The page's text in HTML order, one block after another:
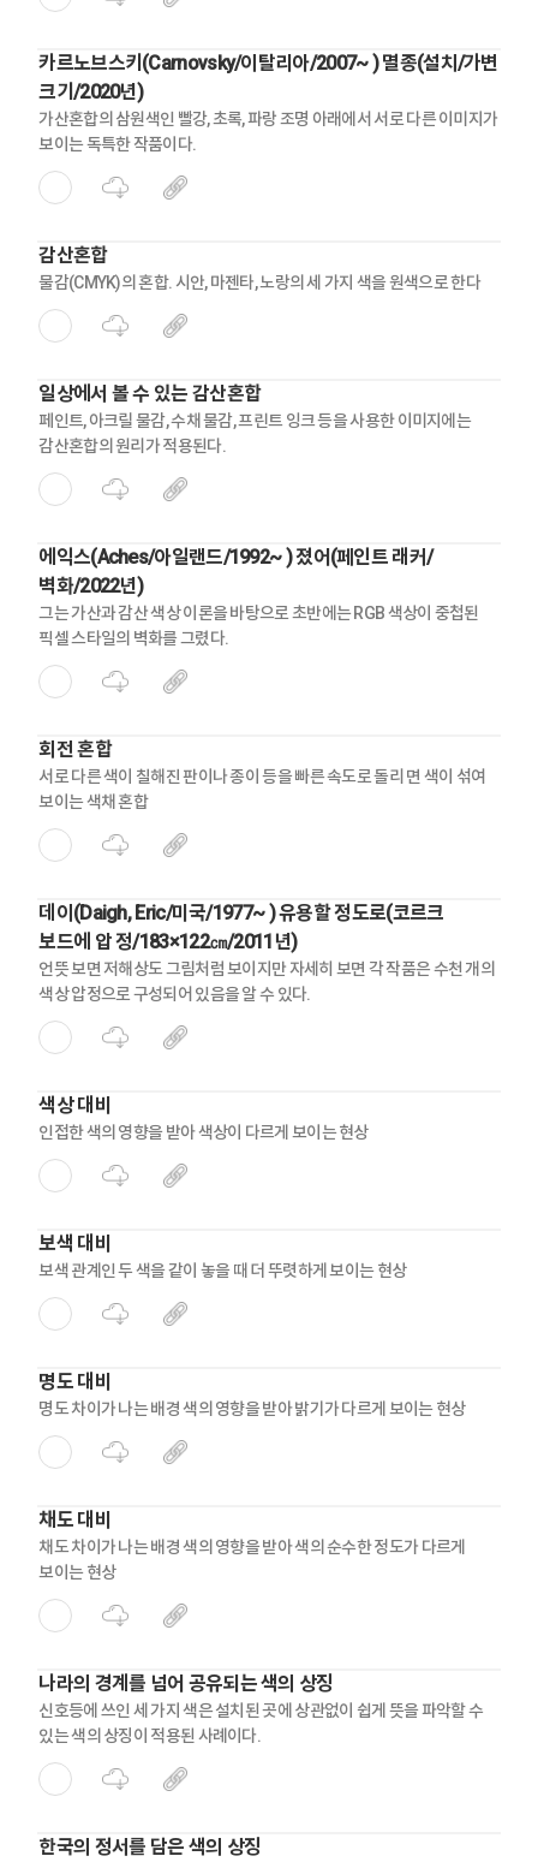
카르노브스키(Carnovsky/이탈리아/2007~ ) 멸종(설치/가변
크기/2020년)
가산혼합의 삼원색인 빨강, 초록, 파랑 조명 아래에서 서로 다른 이미지가
보이는 독특한 작품이다.
감산혼합
물감(CMYK)의 혼합. 시안, 마젠타, 노랑의 세 가지 색을 원색으로 한다
일상에서 볼 수 있는 감산혼합
페인트, 아크릴 물감, 수채 물감, 프린트 잉크 등을 사용한 이미지에는
감산혼합의 원리가 적용된다.
에익스(Aches/아일랜드/1992~ ) 졌어(페인트 래커/
벽화/2022년)
그는 가산과 감산 색상 이론을 바탕으로 초반에는 RGB 색상이 중첩된
픽셀 스타일의 벽화를 그렸다.
회전 혼합
서로 다른 색이 칠해진 판이나 종이 등을 빠른 속도로 돌리 면 색이 섞여
보이는 색채 혼합
데이(Daigh, Eric/미국/1977~ ) 유용할 정도로(코르크
보드에 압 정/183×122㎝/2011년)
언뜻 보면 저해상도 그림처럼 보이지만 자세히 보면 각 작품은 수천 개의
색상 압정으로 구성되어 있음을 알 수 있다.
색상 대비
인접한 색의 영향을 받아 색상이 다르게 보이는 현상
보색 대비
보색 관계인 두 색을 같이 놓을 때 더 뚜렷하게 보이는 현상
명도 대비
명도 차이가 나는 배경 색의 영향을 받아 밝기가 다르게 보이는 현상
채도 대비
채도 차이가 나는 배경 색의 영향을 받아 색의 순수한 정도가 다르게
보이는 현상
나라의 경계를 넘어 공유되는 색의 상징
신호등에 쓰인 세 가지 색은 설치된 곳에 상관없이 쉽게 뜻을 파악할 수
있는 색의 상징이 적용된 사례이다.
한국의 정서를 담은 색의 상징